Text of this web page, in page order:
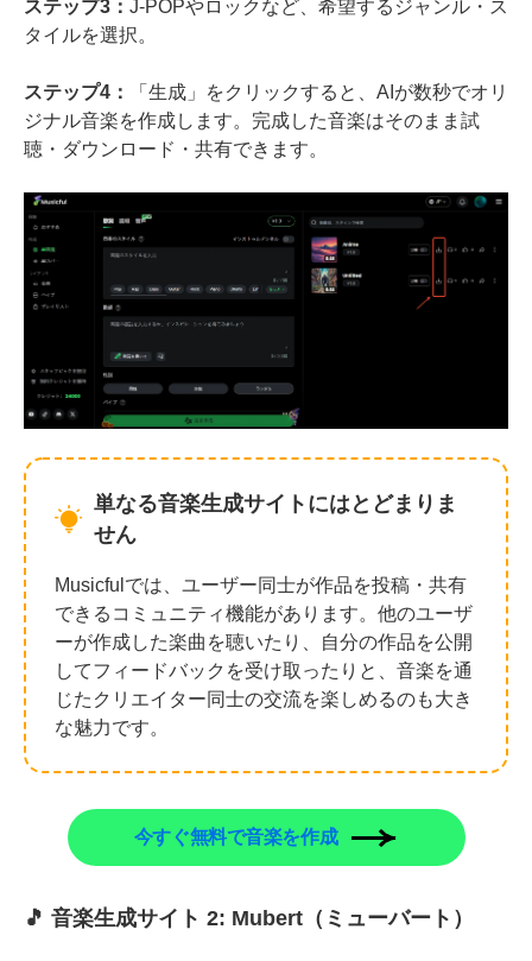
ステップ3： J-POPやロックなど、希望するジャンル・ス
タイルを選択。
ステップ4：
「生成」をクリックすると、AIが数秒でオリ
ジナル音楽を作成します。完成した音楽はそのまま試
聴・ダウンロード・共有できます。
単なる音楽生成サイトにはとどまりま
せん
Musicfulでは、ユーザー同士が作品を投稿・共有
できるコミュニティ機能があります。他のユーザ
ーが作成した楽曲を聴いたり、自分の作品を公開
してフィードバックを受け取ったりと、音楽を通
じたクリエイター同士の交流を楽しめるのも大き
な魅力です。
今すぐ無料で音楽を作成
🎵 音楽生成サイト 2: Mubert（ミューバート）